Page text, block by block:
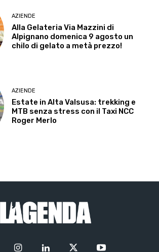
AZIENDE
Alla Gelateria Via Mazzini di
Alpignano domenica 9 agosto un
chilo di gelato a metà prezzo!
AZIENDE
Estate in Alta Valsusa: trekking e
MTB senza stress con il Taxi NCC
Roger Merlo